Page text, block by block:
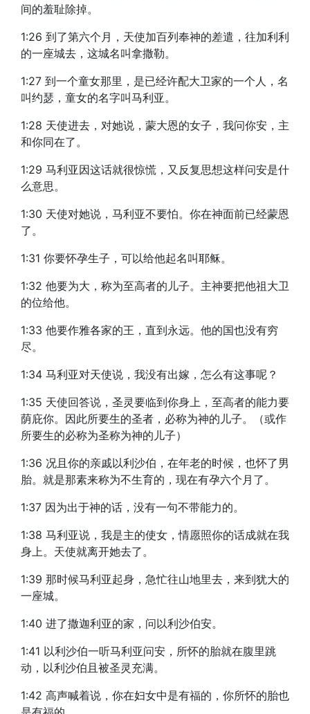
间的羞耻除掉。
1:26 到了第六个月，天使加百列奉神的差遣，往加利利
的一座城去，这城名叫拿撒勒。
1:27 到一个童女那里，是已经许配大卫家的一个人，名
叫约瑟，童女的名字叫马利亚。
1:28 天使进去，对她说，蒙大恩的女子，我问你安，主
和你同在了。
1:29 马利亚因这话就很惊慌，又反复思想这样问安是什
么意思。
1:30 天使对她说，马利亚不要怕。你在神面前已经蒙恩
了。
1:31 你要怀孕生子，可以给他起名叫耶稣。
1:32 他要为大，称为至高者的儿子。主神要把他祖大卫
的位给他。
1:33 他要作雅各家的王，直到永远。他的国也没有穷
尽。
1:34 马利亚对天使说，我没有出嫁，怎么有这事呢？
1:35 天使回答说，圣灵要临到你身上，至高者的能力要
荫庇你。因此所要生的圣者，必称为神的儿子。（或作
所要生的必称为圣称为神的儿子）
1:36 况且你的亲戚以利沙伯，在年老的时候，也怀了男
胎。就是那素来称为不生育的，现在有孕六个月了。
1:37 因为出于神的话，没有一句不带能力的。
1:38 马利亚说，我是主的使女，情愿照你的话成就在我
身上。天使就离开她去了。
1:39 那时候马利亚起身，急忙往山地里去，来到犹大的
一座城。
1:40 进了撒迦利亚的家，问以利沙伯安。
1:41 以利沙伯一听马利亚问安，所怀的胎就在腹里跳
动，以利沙伯且被圣灵充满。
1:42 高声喊着说，你在妇女中是有福的，你所怀的胎也